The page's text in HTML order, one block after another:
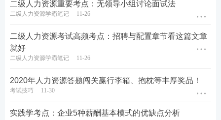
二级人力资源重要考点：无领导小组讨论面试法
二级人力资源学霸笔记 11-26
二级人力资源考试高频考点：招聘与配置章节看这篇文章
就好
二级人力资源学霸笔记 11-26
2020年人力资源答题闯关赢行李箱、抱枕等丰厚奖品！
考试技巧 11-30
实践学考点：企业5种薪酬基本模式的优缺点分析